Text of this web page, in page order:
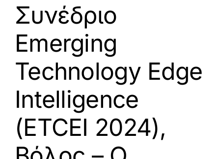
ανακοινώνουν
τη
στρατηγική
τους
συνεργασία
Συνέδριο
Emerging
Technology Edge
Intelligence
(ETCEI 2024),